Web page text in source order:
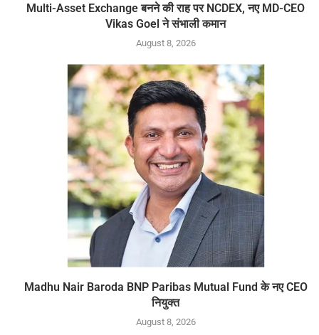
Multi-Asset Exchange बनने की राह पर NCDEX, नए MD-CEO
Vikas Goel ने संभाली कमान
August 8, 2026
Madhu Nair Baroda BNP Paribas Mutual Fund के नए CEO
नियुक्त
August 8, 2026